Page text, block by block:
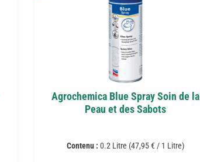
Agrochemica Blue Spray Soin de la
Peau et des Sabots
Contenu : 0.2 Litre (47,95 € / 1 Litre)